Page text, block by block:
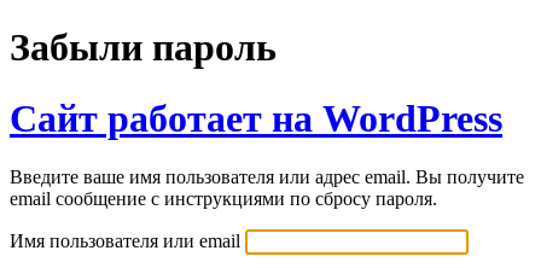
Забыли пароль
Сайт работает на WordPress
Введите ваше имя пользователя или адрес email. Вы получите
email сообщение с инструкциями по сбросу пароля.
Имя пользователя или email